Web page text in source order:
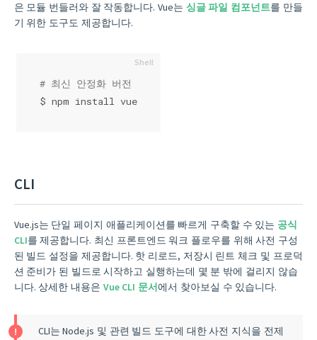
은 모듈 번들러와 잘 작동합니다. Vue는 싱글 파일 컴포넌트를 만들
기 위한 도구도 제공합니다.
# 최신 안정화 버전
$ npm install vue
CLI
Vue.js는 단일 페이지 애플리케이션를 빠르게 구축할 수 있는 공식
CLI를 제공합니다. 최신 프론트엔드 워크 플로우를 위해 사전 구성
된 빌드 설정을 제공합니다. 핫 리로드, 저장시 린트 체크 및 프로덕
션 준비가 된 빌드로 시작하고 실행하는데 몇 분 밖에 걸리지 않습
니다. 상세한 내용은 Vue CLI 문서에서 찾아보실 수 있습니다.
CLI는 Node.js 및 관련 빌드 도구에 대한 사전 지식을 전제